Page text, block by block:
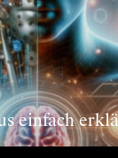
einfach